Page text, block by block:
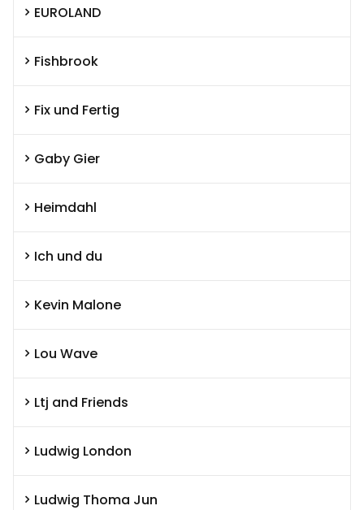
EUROLAND
Fishbrook
Fix und Fertig
Gaby Gier
Heimdahl
Ich und du
Kevin Malone
Lou Wave
Ltj and Friends
Ludwig London
Ludwig Thoma Jun